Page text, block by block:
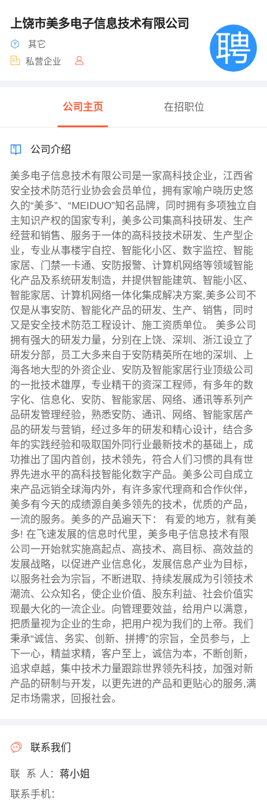
上饶市美多电子信息技术有限公司
其它
私营企业
公司主页 在招职位
公司介绍
美多电子信息技术有限公司是一家高科技企业，江西省
安全技术防范行业协会会员单位，拥有家喻户晓历史悠
久的“美多”、“MEIDUO”知名品牌，同时拥有多项独立自
主知识产权的国家专利，美多公司集高科技研发、生产
经营和销售、服务于一体的高科技技术研发、生产型企
业，专业从事楼宇自控、智能化小区、数字监控、智能
家居、门禁一卡通、安防报警、计算机网络等领域智能
化产品及系统研发制造，并提供智能建筑、智能小区、
智能家居、计算机网络一体化集成解决方案,美多公司不
仅是从事安防、智能化产品的研发、生产、销售，同时
又是安全技术防范工程设计、施工资质单位。 美多公司
拥有强大的研发力量，分别在上饶、深圳、浙江设立了
研发分部，员工大多来自于安防精英所在地的深圳、上
海各地大型的外资企业、安防及智能家居行业顶级公司
的一批技术雄厚，专业精干的资深工程师，有多年的数
字化、信息化、安防、智能家居、网络、通讯等系列产
品研发管理经验，熟悉安防、通讯、网络、智能家居产
品的研发与营销，经过多年的研发和精心设计，结合多
年的实践经验和吸取国外同行业最新技术的基础上，成
功推出了国内首创，技术领先，符合人们习惯的具有世
界先进水平的高科技智能化数字产品。美多公司自成立
来产品远销全球海内外，有许多家代理商和合作伙伴，
美多有今天的成绩源自美多领先的技术，优质的产品，
一流的服务。美多的产品遍天下： 有爱的地方，就有美
多! 在飞速发展的信息时代里，美多电子信息技术有限
公司一开始就实施高起点、高技术、高目标、高效益的
发展战略，以促进产业信息化，发展信息产业为目标，
以服务社会为宗旨，不断进取、持续发展成为引领技术
潮流、公众知名，使企业价值、股东利益、社会价值实
现最大化的一流企业。向管理要效益，给用户以满意，
把质量视为企业的生命，把用户视为我们的上帝。我们
秉承“诚信、务实、创新、拼搏”的宗旨，全员参与，上
下一心，精益求精，客户至上，诚信为本，不断创新，
追求卓越，集中技术力量跟踪世界领先科技，加强对新
产品的研制与开发，以更先进的产品和更贴心的服务,满
足市场需求，回报社会。
联系我们
联 系 人： 蒋小姐
联系手机：